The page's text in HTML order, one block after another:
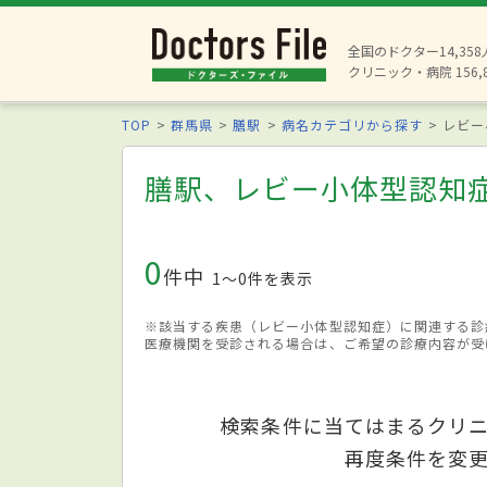
全国のドクター14,358
クリニック・病院
TOP 群馬県 膳駅 病名カテゴリから探す レビ
膳駅、レビー小体型認知
0件中 1〜0件を表示
※該当する疾患（レビー小体型認知症）に関連する
医療機関を受診される場合は、ご希望の診療内容が
検索条件に当てはまるクリ
再度条件を変